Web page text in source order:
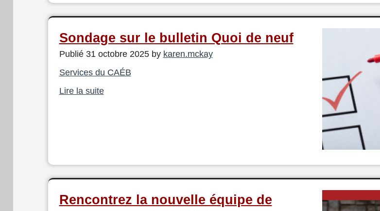
Sondage sur le bulletin Quoi de neuf
Publié 31 octobre 2025 by karen.mckay
Services du CAÉB
Lire la suite
Rencontrez la nouvelle équipe de